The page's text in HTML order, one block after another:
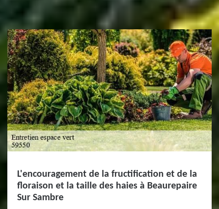
L'encouragement de la fructification et de la
floraison et la taille des haies à Beaurepaire
Sur Sambre